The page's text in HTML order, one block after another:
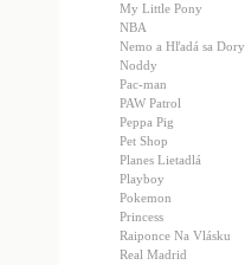
My Little Pony
NBA
Nemo a Hľadá sa Dory
Noddy
Pac-man
PAW Patrol
Peppa Pig
Pet Shop
Planes Lietadlá
Playboy
Pokemon
Princess
Raiponce Na Vlásku
Real Madrid